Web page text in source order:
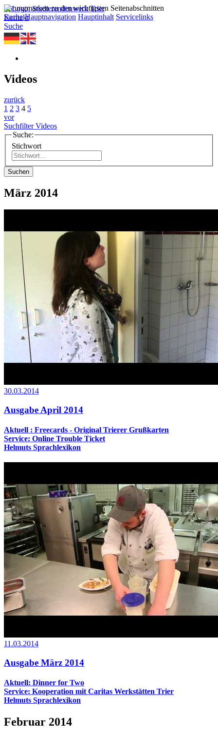
Sprungmarken zu den wichtigsten Seitenabschnitten
Suche Hauptnavigation Hauptinhalt Servicelinks
Kontakt
Suche
Videos
zurück
1 2 3 4 5
vor
Suchfilter Videos
Suche:
Stichwort
Suchen
März 2014
30.03.2014
Ausgabe April 2014
Aktuell : Freecards - Original Trierer Grußkarten
Service: Online Trouble Ticket
Helmuts Sprachlexikon
11.03.2014
Ausgabe März 2014
Aktuell: Dinner for Two
Service: Kooperation mit Caritas Werkstätten Trier
Helmuts Sprachlexikon
Februar 2014